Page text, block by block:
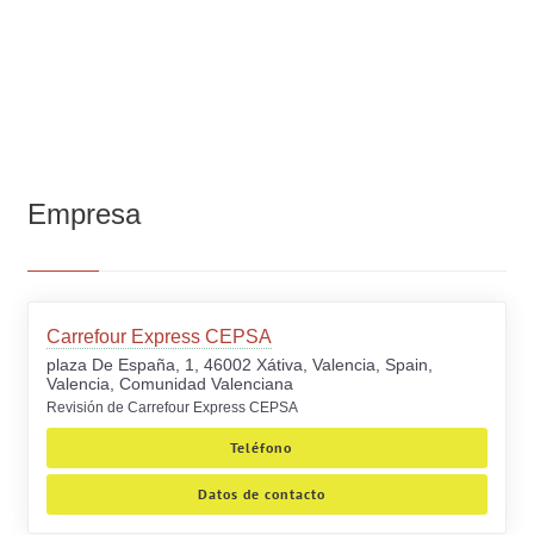
Empresa
Carrefour Express CEPSA
plaza De España, 1, 46002 Xátiva, Valencia, Spain,
Valencia, Comunidad Valenciana
Revisión de Carrefour Express CEPSA
Teléfono
Datos de contacto